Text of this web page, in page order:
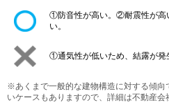
①防音性が高い。②耐震性が高
い。
①通気性が低いため、結露が発
※あくまで一般的な建物構造に対する傾向
いケースもありますので、詳細は不動産会